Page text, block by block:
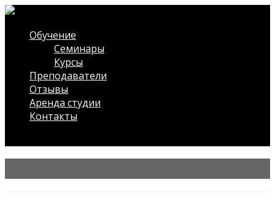
Обучение
Семинары
Курсы
Преподаватели
Отзывы
Аренда студии
Контакты